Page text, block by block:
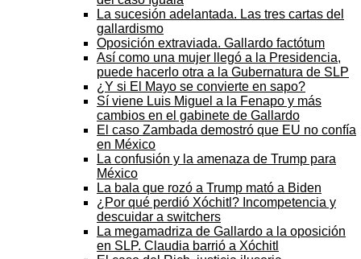
La sucesión adelantada. Las tres cartas del
gallardismo
Oposición extraviada. Gallardo factótum
Así como una mujer llegó a la Presidencia,
puede hacerlo otra a la Gubernatura de SLP
¿Y si El Mayo se convierte en sapo?
Sí viene Luis Miguel a la Fenapo y más
cambios en el gabinete de Gallardo
El caso Zambada demostró que EU no confía
en México
La confusión y la amenaza de Trump para
México
La bala que rozó a Trump mató a Biden
¿Por qué perdió Xóchitl? Incompetencia y
descuidar a switchers
La megamadriza de Gallardo a la oposición
en SLP. Claudia barrió a Xóchitl